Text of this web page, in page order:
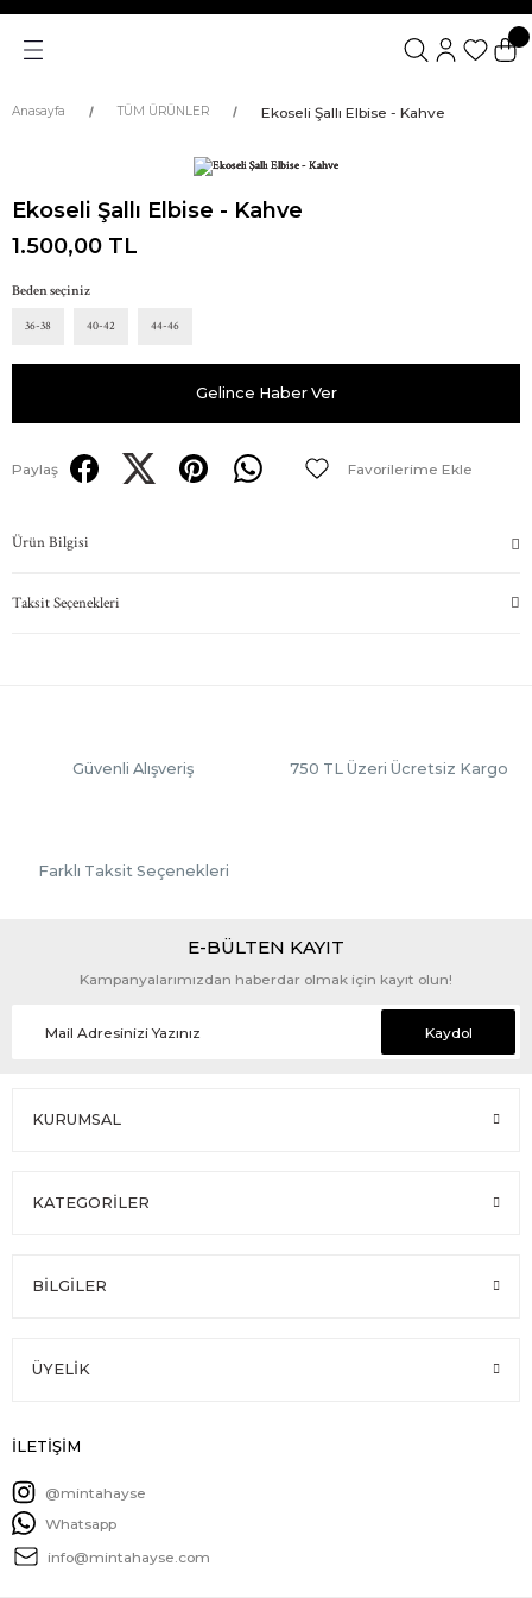
Anasayfa TÜM ÜRÜNLER Ekoseli Şallı Elbise - Kahve
Ekoseli Şallı Elbise - Kahve
1.500,00 TL
Beden seçiniz
36-38 40-42 44-46
Gelince Haber Ver
Paylaş
Ürün Bilgisi
Taksit Seçenekleri
Güvenli Alışveriş 750 TL Üzeri Ücretsiz Kargo
Farklı Taksit Seçenekleri
E-BÜLTEN KAYIT
Kampanyalarımızdan haberdar olmak için kayıt olun!
Kaydol
KURUMSAL
KATEGORİLER
BİLGİLER
ÜYELİK
İLETİŞİM
@mintahayse
Whatsapp
info@mintahayse.com